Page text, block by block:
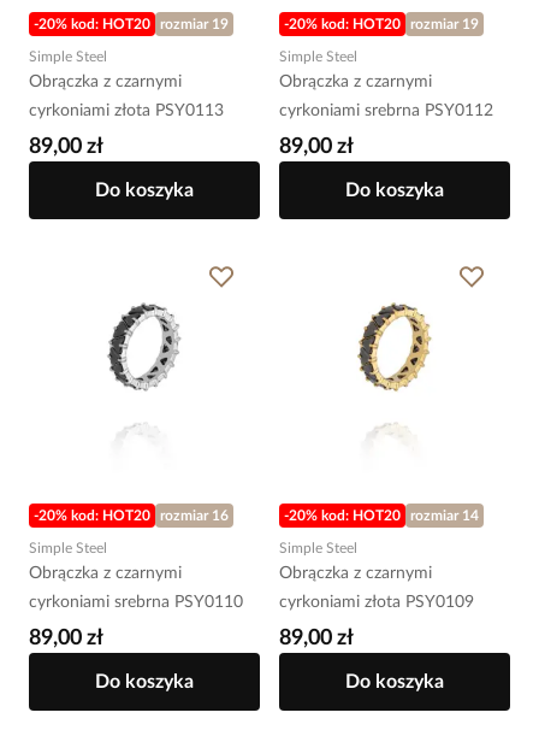
-20% kod: HOT20 rozmiar 19
Simple Steel
Obrączka z czarnymi
cyrkoniami złota PSY0113
89,00 zł
Do koszyka
-20% kod: HOT20 rozmiar 19
Simple Steel
Obrączka z czarnymi
cyrkoniami srebrna PSY0112
89,00 zł
Do koszyka
-20% kod: HOT20 rozmiar 16
Simple Steel
Obrączka z czarnymi
cyrkoniami srebrna PSY0110
89,00 zł
Do koszyka
-20% kod: HOT20 rozmiar 14
Simple Steel
Obrączka z czarnymi
cyrkoniami złota PSY0109
89,00 zł
Do koszyka